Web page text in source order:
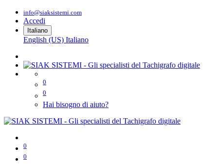
info@siaksistemi.com
Accedi
Italiano
English (US) Italiano
0
0
Hai bisogno di aiuto?
0
0